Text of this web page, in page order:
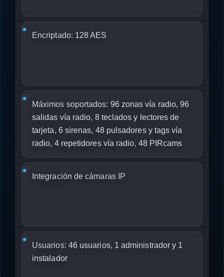
Encriptado: 128 AES
Máximos soportados: 96 zonas vía radio, 96
salidas vía radio, 8 teclados y lectores de
tarjeta, 6 sirenas, 48 pulsadores y tags vía
radio, 4 repetidores vía radio, 48 PIRcams
Integración de cámaras IP
Usuarios: 46 usuarios, 1 administrador y 1
instalador